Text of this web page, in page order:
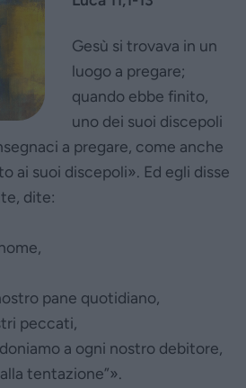
Gesù si trovava in un
luogo a pregare;
quando ebbe finito,
uno dei suoi discepoli
a pregare, come anche
ai suoi discepoli». Ed egli disse
dite:
pane quotidiano,
peccati,
a ogni nostro debitore,
tentazione”».